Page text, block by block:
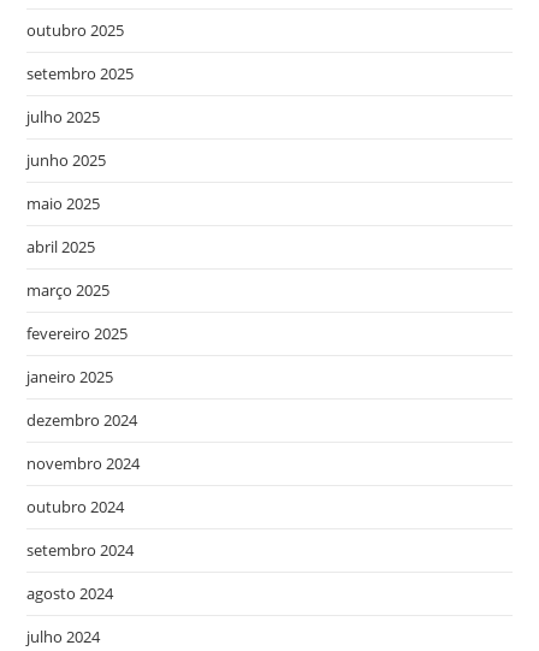
outubro 2025
setembro 2025
julho 2025
junho 2025
maio 2025
abril 2025
março 2025
fevereiro 2025
janeiro 2025
dezembro 2024
novembro 2024
outubro 2024
setembro 2024
agosto 2024
julho 2024